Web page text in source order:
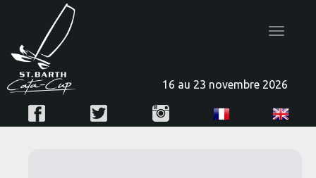
Toggle
16 au 23 novembre 2026